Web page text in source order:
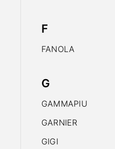
F
FANOLA
G
GAMMAPIU
GARNIER
GIGI